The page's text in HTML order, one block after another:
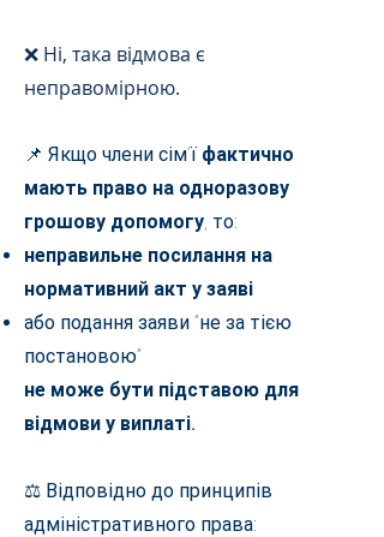
❌ Ні, така відмова є
неправомірною.
📌 Якщо члени сім’ї фактично
мають право на одноразову
грошову допомогу, то:
неправильне посилання на
нормативний акт у заяві
або подання заяви “не за тією
постановою”
не може бути підставою для
відмови у виплаті.
⚖️ Відповідно до принципів
адміністративного права: